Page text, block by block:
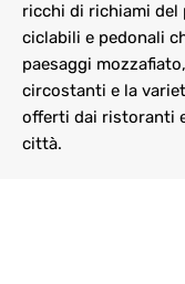
ricchi di richiami del
ciclabili e pedonali
paesaggi
circostanti e la
offerti dai ristoranti
città.